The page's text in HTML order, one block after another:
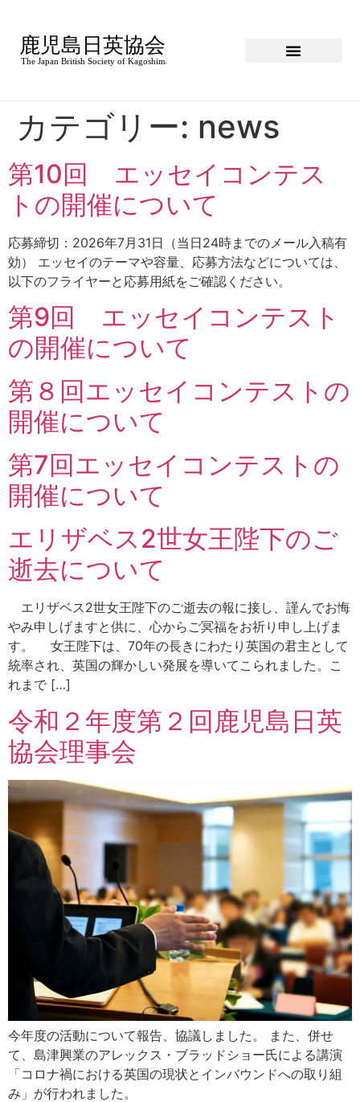
カテゴリー: news
第10回 エッセイコンテス
トの開催について
応募締切：2026年7月31日（当日24時までのメール入稿有
効） エッセイのテーマや容量、応募方法などについては、
以下のフライヤーと応募用紙をご確認ください。
第9回 エッセイコンテスト
の開催について
第８回エッセイコンテストの
開催について
第7回エッセイコンテストの
開催について
エリザベス2世女王陛下のご
逝去について
エリザベス2世女王陛下のご逝去の報に接し、謹んでお悔
やみ申しげますと供に、心からご冥福をお祈り申し上げま
す。 女王陛下は、70年の長きにわたり英国の君主として
統率され、英国の輝かしい発展を導いてこられました。こ
れまで […]
令和２年度第２回鹿児島日英
協会理事会
今年度の活動について報告、協議しました。 また、併せ
て、島津興業のアレックス・ブラッドショー氏による講演
「コロナ禍における英国の現状とインバウンドへの取り組
み」が行われました。